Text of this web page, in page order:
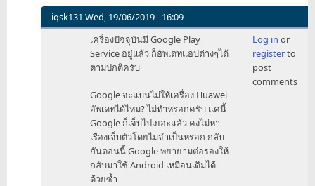
iqsk131 Wed, 19/06/2019 - 16:09
In
เครื่องปัจจุบันมี Google Play
Service อยู่แล้ว ก็อัพเดทแอปต่างๆได้
ตามปกติครับ
Google จะแบนไม่ให้เครื่อง Huawei
อัพเดทได้ไหม? ไม่ทำหรอกครับ แค่นี้
Google ก็เจ็บไปเยอะแล้ว คงไม่หา
เรื่องเจ็บตัวโดยไม่จำเป็นหรอก กลับ
กันตอนนี้ Google พยายามต่อรองให้
กลับมาใช้ Android เหมือนเดิมได้
ด้วยซ้ำ
Log in or
registerto
post
comments